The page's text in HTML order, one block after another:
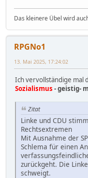
Das kleinere Übel wird
RPGNo1
13. Mai 2025, 17:24:02
Ich vervollständige mal
Sozialismus - geistig-
Zitat
Linke und CDU
Rechtsextremen
Mit Ausnahme der
Schlema für einen
zurückgeht. Die
schweigt.